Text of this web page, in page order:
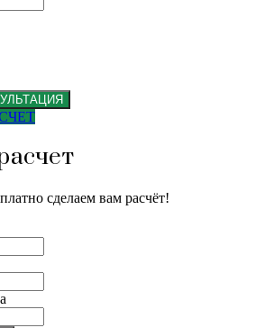
сделаем вам расчёт!